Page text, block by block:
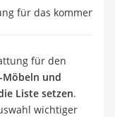
für das kommende
für den
und
Liste setzen.
wichtiger